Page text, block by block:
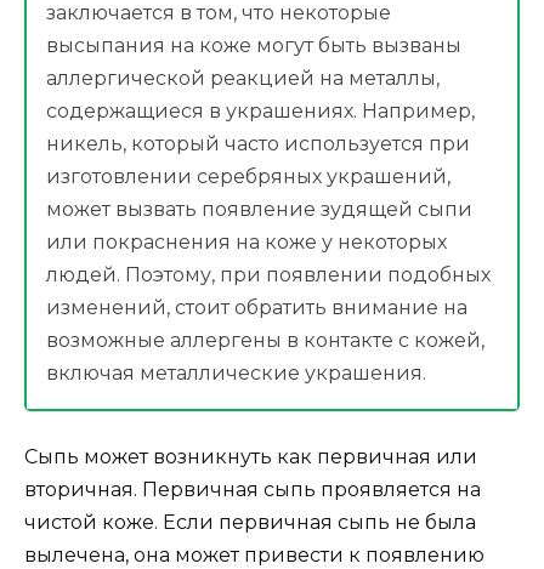
заключается в том, что некоторые
высыпания на коже могут быть вызваны
аллергической реакцией на металлы,
содержащиеся в украшениях. Например,
никель, который часто используется при
изготовлении серебряных украшений,
может вызвать появление зудящей сыпи
или покраснения на коже у некоторых
людей. Поэтому, при появлении подобных
изменений, стоит обратить внимание на
возможные аллергены в контакте с кожей,
включая металлические украшения.
Сыпь может возникнуть как первичная или
вторичная. Первичная сыпь проявляется на
чистой коже. Если первичная сыпь не была
вылечена, она может привести к появлению